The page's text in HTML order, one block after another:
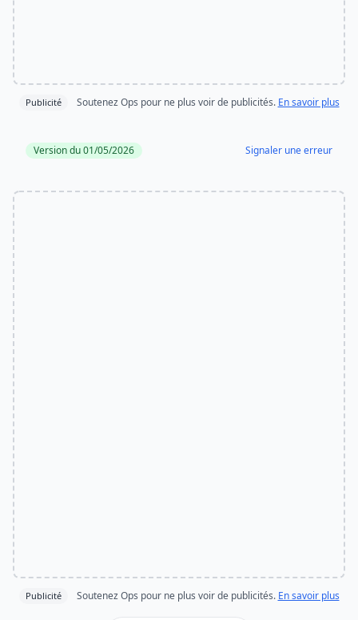
Publicité Soutenez Ops pour ne plus voir de publicités. En savoir plus
Version du 01/05/2026 Signaler une erreur
Publicité Soutenez Ops pour ne plus voir de publicités. En savoir plus